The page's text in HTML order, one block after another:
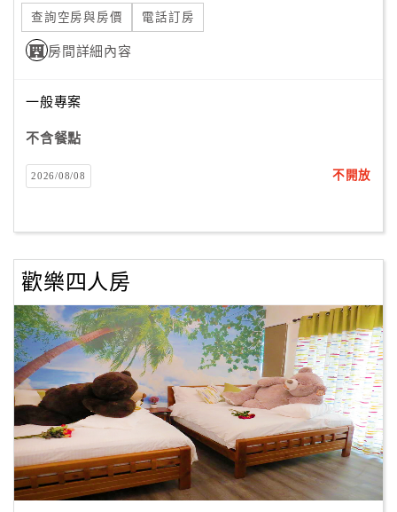
員
帳
戶
服
絡
Line
線
上
客
服
紅
利
查
詢
查詢空房與房價 電話訂房
房間詳細內容
一般專案
不含餐點
2026/08/08 不開放
歡樂四人房